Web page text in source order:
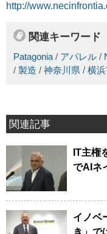
http://
関連キーワード
Patagonia / アパレル /
/ 製造 / 神奈川県 / 横
関連記事
IT主権
でAIネ
イノベ
き」で